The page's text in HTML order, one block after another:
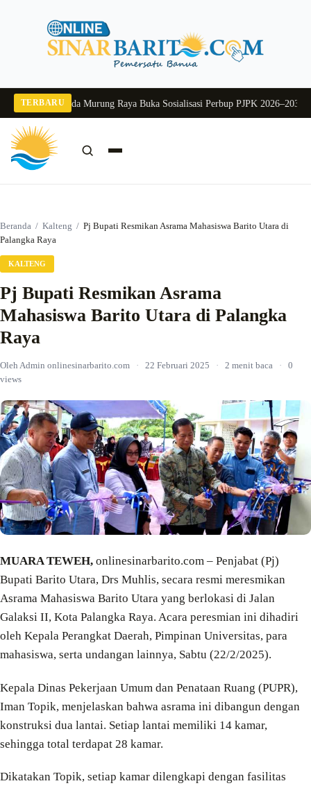
TERBARU
2026Pj Sekda Murung Raya Buka Sosialisasi Perbup PJPK 2026–2030
Beranda / Kalteng / Pj Bupati Resmikan Asrama Mahasiswa Barito Utara di
Palangka Raya
KALTENG
Pj Bupati Resmikan Asrama
Mahasiswa Barito Utara di Palangka
Raya
Oleh Admin onlinesinarbarito.com · 22 Februari 2025 · 2 menit baca ·
0
views
MUARA TEWEH, onlinesinarbarito.com – Penjabat (Pj)
Bupati Barito Utara, Drs Muhlis, secara resmi meresmikan
Asrama Mahasiswa Barito Utara yang berlokasi di Jalan
Galaksi II, Kota Palangka Raya. Acara peresmian ini dihadiri
oleh Kepala Perangkat Daerah, Pimpinan Universitas, para
mahasiswa, serta undangan lainnya, Sabtu (22/2/2025).
Kepala Dinas Pekerjaan Umum dan Penataan Ruang (PUPR),
Iman Topik, menjelaskan bahwa asrama ini dibangun dengan
konstruksi dua lantai. Setiap lantai memiliki 14 kamar,
sehingga total terdapat 28 kamar.
Dikatakan Topik, setiap kamar dilengkapi dengan fasilitas